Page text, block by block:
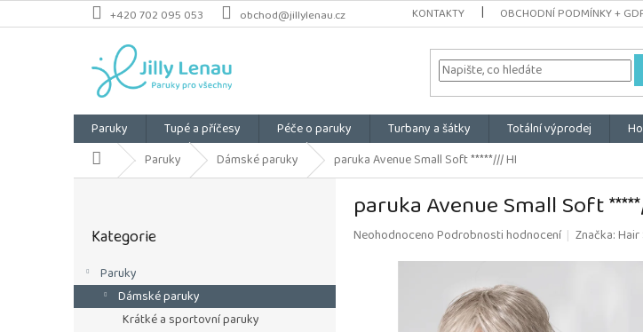
Přejít
na
+420 702 095 053 obchod@jillylenau.cz KONTAKTY OBCHODNÍ PODMÍNKY +
Paruky Tupé a příčesy Péče o paruky Turbany a šátky Totální výprodej
Domů Paruky Dámské paruky paruka Avenue Small Soft *****/// HI
P
a
n
kategorie
Kategorie
Paruky
Dámské paruky
Krátké a sportovní paruky
paruka Avenue Small Soft
Průměrné
NeohodnocenoPodrobnosti hodnocení Značka:Hair